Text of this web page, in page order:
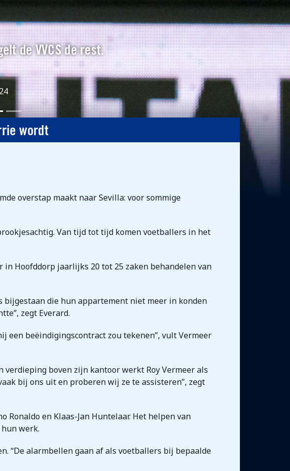
de VVCS de rest.
wordt
overstap maakt naar Sevilla: voor sommige
Van tijd tot tijd komen voetballers in het
in Hoofddorp jaarlijks 20 tot 25 zaken behandelen van
bijgestaan die hun appartement niet meer in konden
zegt Everard.
een beëindigingscontract zou tekenen”, vult Vermeer
verdieping boven zijn kantoor werkt Roy Vermeer als
bij ons uit en proberen wij ze te assisteren”, zegt
Ronaldo en Klaas-Jan Huntelaar. Het helpen van
werk.
“De alarmbellen gaan af als voetballers bij bepaalde